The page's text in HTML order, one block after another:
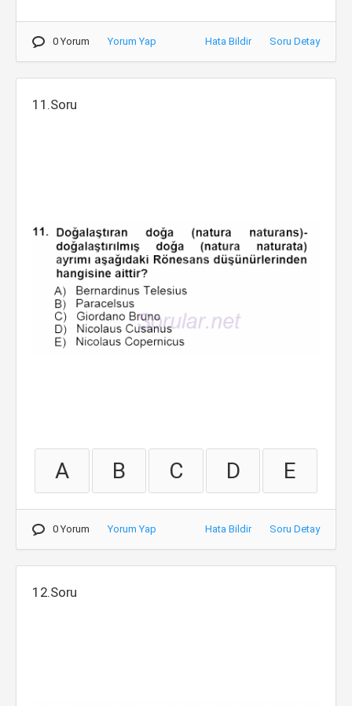
0 Yorum Yorum Yap Hata Bildir Soru Detay
11.Soru
A B C D E
0 Yorum Yorum Yap Hata Bildir Soru Detay
12.Soru